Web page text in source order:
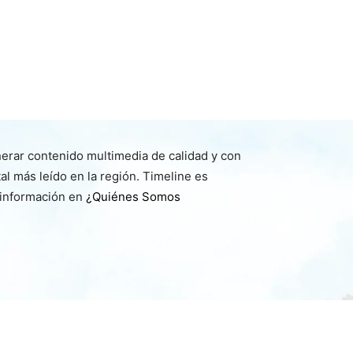
contenido multimedia de calidad y con
más leído en la región. Timeline es
en ¿Quiénes Somos